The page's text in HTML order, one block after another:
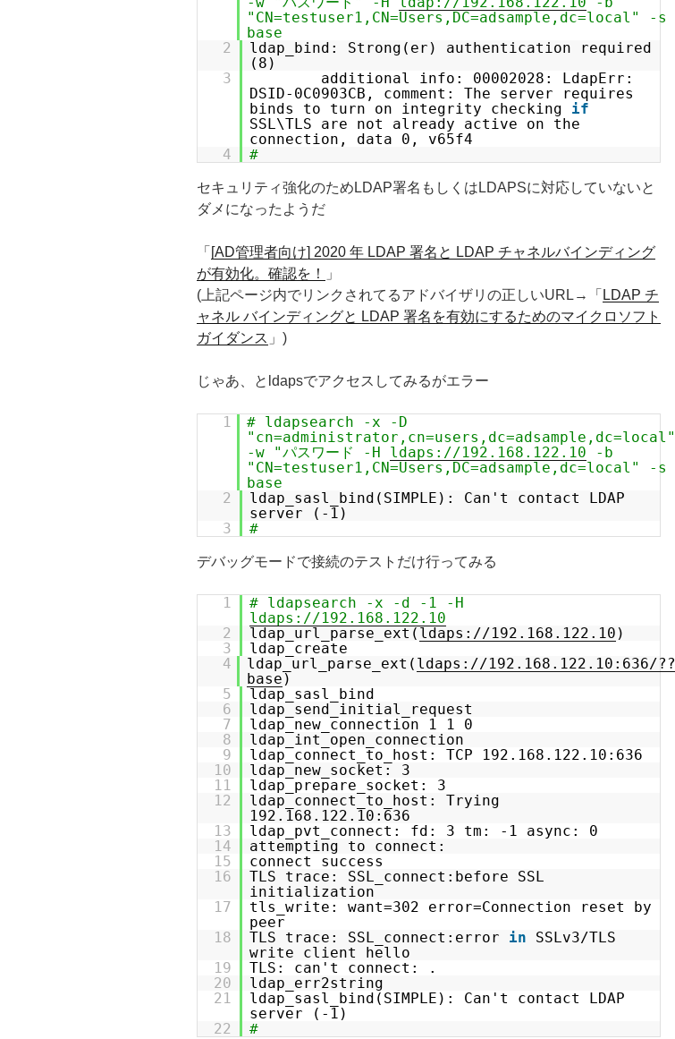
"CN=testuser1,CN=Users,DC=adsample,dc=local" -s
base
2
ldap_bind: Strong(er) authentication required
(8)
3
additional info: 00002028: LdapErr:
DSID-0C0903CB, comment: The server requires
binds to turn on integrity checking if
SSL\TLS are not already active on the
connection, data 0, v65f4
4
#
セキュリティ強化のためLDAP署名もしくはLDAPSに対応していないと
ダメになったようだ
「 [AD管理者向け] 2020 年 LDAP 署名と LDAP チャネルバインディング
が有効化。確認を！
」
(上記ページ内でリンクされてるアドバイザリの正しいURL→「 LDAP チ
ャネル バインディングと LDAP 署名を有効にするためのマイクロソフト
ガイダンス 」)
じゃあ、とldapsでアクセスしてみるがエラー
1
# ldapsearch -x -D
"cn=administrator,cn=users,dc=adsample,dc=local"
-w "パスワード -H ldaps://192.168.122.10 -b
"CN=testuser1,CN=Users,DC=adsample,dc=local" -s
base
2
ldap_sasl_bind(SIMPLE): Can't contact LDAP
server (-1)
3
#
デバッグモードで接続のテストだけ行ってみる
1
# ldapsearch -x -d -1 -H
ldaps://192.168.122.10
2
ldap_url_parse_ext( ldaps://192.168.122.10 )
3
ldap_create
4
ldap_url_parse_ext( ldaps://192.168.122.10:636/??
base )
5
ldap_sasl_bind
6
ldap_send_initial_request
7
ldap_new_connection 1 1 0
8
ldap_int_open_connection
9
ldap_connect_to_host: TCP 192.168.122.10:636
10
ldap_new_socket: 3
11
ldap_prepare_socket: 3
12
ldap_connect_to_host: Trying
192.168.122.10:636
13
ldap_pvt_connect: fd: 3 tm: -1 async: 0
14
attempting to connect:
15
connect success
16
TLS trace: SSL_connect:before SSL
initialization
17
tls_write: want=302 error=Connection reset by
peer
18
TLS trace: SSL_connect:error in
SSLv3/TLS
write client hello
19
TLS: can't connect: .
20
ldap_err2string
21
ldap_sasl_bind(SIMPLE): Can't contact LDAP
server (-1)
22
#